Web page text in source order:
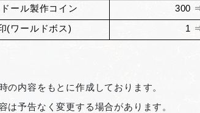
ール製作コイン 300
(ワールドボス) 1
の内容をもとに作成しております。
は予告なく変更する場合があります。